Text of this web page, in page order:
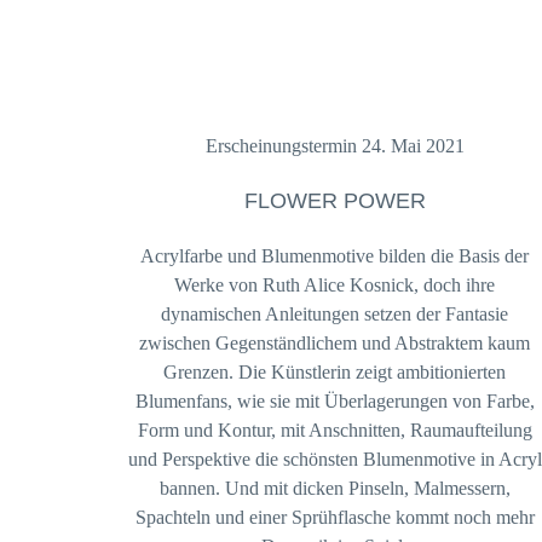
Erscheinungstermin 24. Mai 2021
FLOWER POWER
Acrylfarbe und Blumenmotive bilden die Basis der
Werke von Ruth Alice Kosnick, doch ihre
dynamischen Anleitungen setzen der Fantasie
zwischen Gegenständlichem und Abstraktem kaum
Grenzen. Die Künstlerin zeigt ambitionierten
Blumenfans, wie sie mit Überlagerungen von Farbe,
Form und Kontur, mit Anschnitten, Raumaufteilung
und Perspektive die schönsten Blumenmotive in Acryl
bannen. Und mit dicken Pinseln, Malmessern,
Spachteln und einer Sprühflasche kommt noch mehr